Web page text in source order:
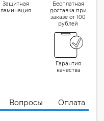
Защитная
ламинация
Бесплатная
доставка при
заказе от 100
рублей
Гарантия
качества
Вопросы Оплата